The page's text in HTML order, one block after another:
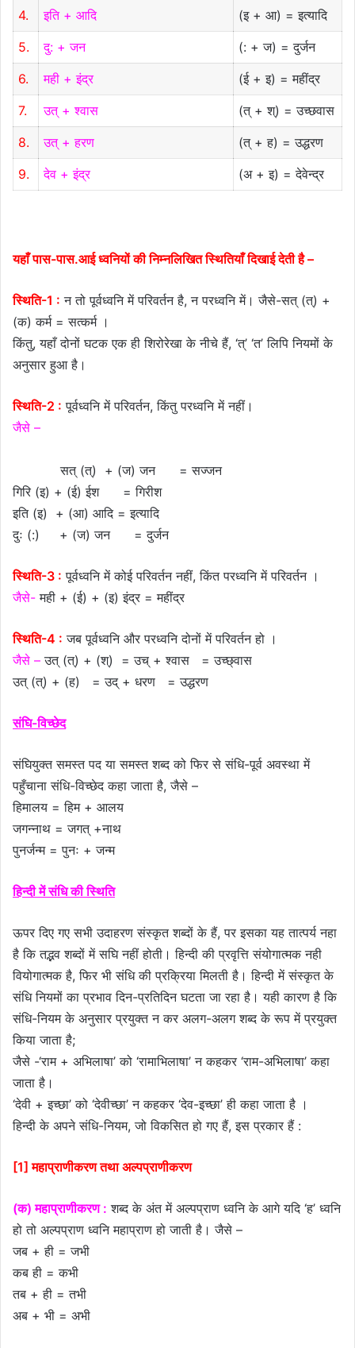
4. इति + आदि
(इ + आ) = इत्यादि
5.
दु: + जन
(: + ज) = दुर्जन
6.
मही + इंद्र
(ई + इ) = महींद्र
7.
उत् + श्वास
(त् + श्) = उच्छवास
8.
उत् + हरण
(त् + ह) = उद्धरण
9.
देव + इंद्र (अ + इ) = देवेन्द्र
यहाँ पास-पास.आई ध्वनियों की निम्नलिखित स्थितियाँ दिखाई देती है –
स्थिति-1 : न तो पूर्वध्वनि में परिवर्तन है, न परध्वनि में। जैसे-सत् (त्) +
(क) कर्म = सत्कर्म ।
किंतु, यहाँ दोनों घटक एक ही शिरोरेखा के नीचे हैं, ‘त्’ ‘त’ लिपि नियमों के
अनुसार हुआ है।
स्थिति-2 : पूर्वध्वनि में परिवर्तन, किंतु परध्वनि में नहीं।
जैसे –
सत् (त्) + (ज) जन = सज्जन
गिरि (इ) + (ई) ईश = गिरीश
इति (इ) + (आ) आदि = इत्यादि
दुः (:) + (ज) जन = दुर्जन
स्थिति-3 : पूर्वध्वनि में कोई परिवर्तन नहीं, किंत परध्वनि में परिवर्तन ।
जैसे- मही + (ई) + (इ) इंद्र = महींद्र
स्थिति-4 : जब पूर्वध्वनि और परध्वनि दोनों में परिवर्तन हो ।
जैसे – उत् (त्) + (श्) = उच् + श्वास = उच्छ्वास
उत् (त्) + (ह) = उद् + धरण = उद्धरण
संघि-विच्छेद
संघियुक्त समस्त पद या समस्त शब्द को फिर से संधि-पूर्व अवस्था में
पहुँचाना संधि-विच्छेद कहा जाता है, जैसे –
हिमालय = हिम + आलय
जगन्नाथ = जगत् +नाथ
पुनर्जन्म = पुनः + जन्म
हिन्दी में संधि की स्थिति
ऊपर दिए गए सभी उदाहरण संस्कृत शब्दों के हैं, पर इसका यह तात्पर्य नहा
है कि तद्भव शब्दों में सघि नहीं होती। हिन्दी की प्रवृत्ति संयोगात्मक नही
वियोगात्मक है, फिर भी संधि की प्रक्रिया मिलती है। हिन्दी में संस्कृत के
संधि नियमों का प्रभाव दिन-प्रतिदिन घटता जा रहा है। यही कारण है कि
संधि-नियम के अनुसार प्रयुक्त न कर अलग-अलग शब्द के रूप में प्रयुक्त
किया जाता है;
जैसे -‘राम + अभिलाषा’ को ‘रामाभिलाषा’ न कहकर ‘राम-अभिलाषा’ कहा
जाता है।
‘देवी + इच्छा’ को ‘देवीच्छा’ न कहकर ‘देव-इच्छा’ ही कहा जाता है ।
हिन्दी के अपने संधि-नियम, जो विकसित हो गए हैं, इस प्रकार हैं :
[1] महाप्राणीकरण तथा अल्पप्राणीकरण
(क) महाप्राणीकरण : शब्द के अंत में अल्पप्राण ध्वनि के आगे यदि ‘ह’ ध्वनि
हो तो अल्पप्राण ध्वनि महाप्राण हो जाती है। जैसे –
जब + ही = जभी
कब ही = कभी
तब + ही = तभी
अब + भी = अभी